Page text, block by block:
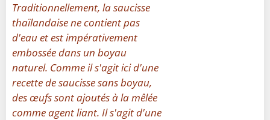
Traditionnellement, la saucisse
thaïlandaise ne contient pas
d'eau et est impérativement
embossée dans un boyau
naturel. Comme il s'agit ici d'une
recette de saucisse sans boyau,
des œufs sont ajoutés à la mêlée
comme agent liant. Il s'agit d'une